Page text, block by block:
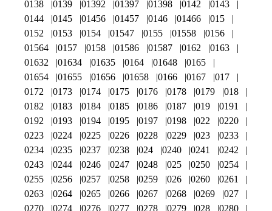
0138
0139 01392 01397 01398 0142
0143
0144
0145 01456 01457 0146 01466
015
0152
0153 0154 01547 0155 01558
0156
01564
0157 0158 01586 01587 0162
0163
01632
01634 01635 0164 01648
0165
01654
01655 01656 01658 0166 0167
017
0172
0173 0174 0175 0176 0178 0179
018
0182
0183 0184 0185 0186 0187 019
0191
0192
0193 0194 0195 0197 0198 022
0220
0223
0224 0225 0226 0228 0229 023
0233
0234
0235 0237 0238 024 0240 0241
0242
0243
0244 0246 0247 0248 025 0250
0254
0255
0256 0257 0258 0259 026 0260
0261
0263
0264 0265 0266 0267 0268 0269
027
0270
0274 0276 0277 0278 0279 028 0280